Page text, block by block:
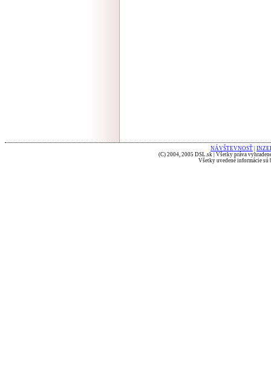
NÁVŠTEVNOSŤ
(C) 2004, 2005 DSL.sk | Všetky práva
Všetky uvedené informácie sú